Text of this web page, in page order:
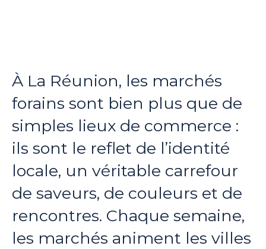
À La Réunion, les marchés
forains sont bien plus que de
simples lieux de commerce :
ils sont le reflet de l’identité
locale, un véritable carrefour
de saveurs, de couleurs et de
rencontres. Chaque semaine,
les marchés animent les villes